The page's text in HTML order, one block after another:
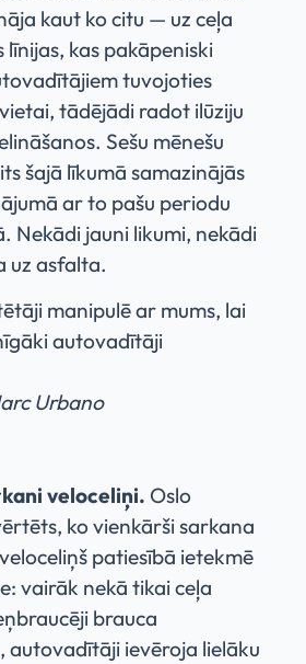
kaut ko citu — uz ceļa
kas pakāpeniski
tuvojoties
tādējādi radot ilūziju
Sešu mēnešu
šajā līkumā samazinājās
ar to pašu periodu
Nekādi jauni likumi, nekādi
uz asfalta.
Urbano
veloceliņi. Oslo
ko vienkārši sarkana
patiesībā ietekmē
vairāk nekā tikai ceļa
brauca
autovadītāji ievēroja lielāku